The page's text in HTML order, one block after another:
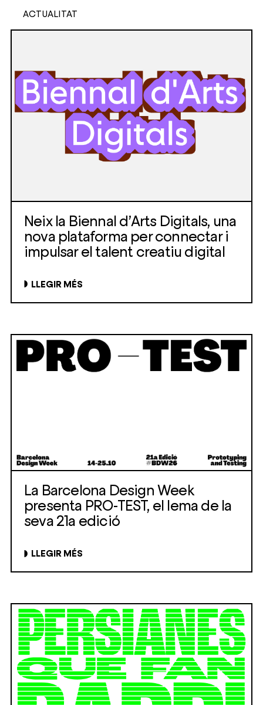
ACTUALITAT
Neix la Biennal d’Arts Digitals, una
nova plataforma per connectar i
impulsar el talent creatiu digital
LLEGIR MÉS
La Barcelona Design Week
presenta PRO-TEST, el lema de la
seva 21a edició
LLEGIR MÉS